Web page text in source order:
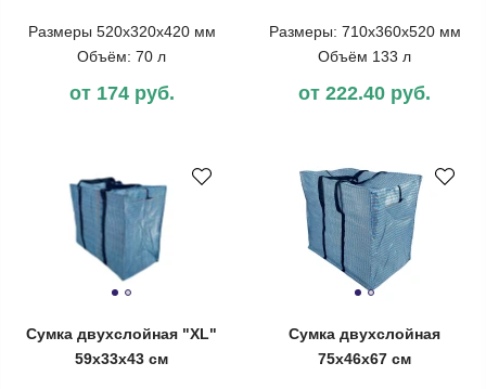
Размеры 520х320х420 мм
Объём: 70 л
от 174 руб.
Размеры: 710х360х520 мм
Объём 133 л
от 222.40 руб.
Сумка двухслойная "XL"
59х33х43 см
Сумка двухслойная
75х46х67 см